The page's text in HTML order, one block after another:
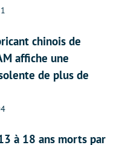
chinois de
affiche une
de plus de
à 18 ans morts par